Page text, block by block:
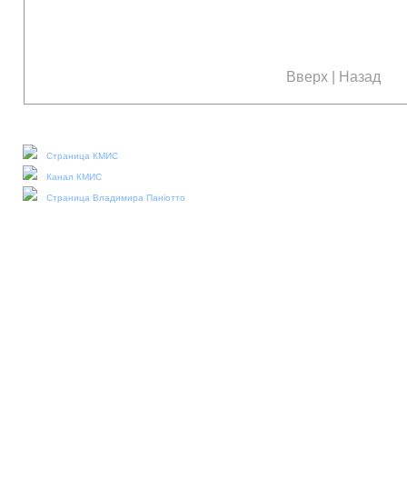
Вверх | Назад
Страница КМИС
Канал КМИС
Страница Владимира Паніотто